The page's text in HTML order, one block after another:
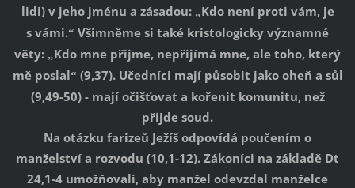
lidi) v jeho jménu a zásadou: „Kdo není proti vám, je
s vámi.“ Všimněme si také kristologicky významné
věty: „Kdo mne přijme, nepřijímá mne, ale toho, který
mě poslal“ (9,37). Učedníci mají působit jako oheň a sůl
(9,49-50) - mají očišťovat a kořenit komunitu, než
přijde soud.
Na otázku farizeů Ježíš odpovídá poučením o
manželství a rozvodu (10,1-12). Zákoníci na základě Dt
24,1-4 umožňovali, aby manžel odevzdal manželce